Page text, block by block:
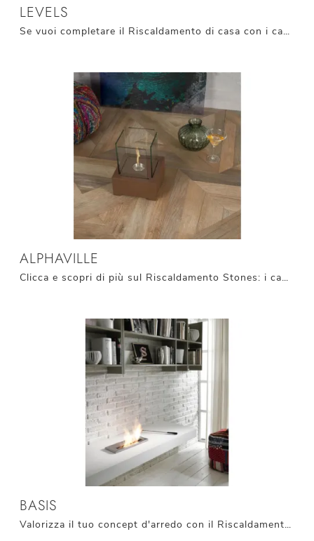
LEVELS
Se vuoi completare il Riscaldamento di casa con i camini in stile moderno di Stones, il modello Levels fa per te!
ALPHAVILLE
Clicca e scopri di più sul Riscaldamento Stones: i camini a bioetanolo come il modello Alphaville ti attendono!
BASIS
Valorizza il tuo concept d'arredo con il Riscaldamento moderno Stones! Il modello a bioetanolo Basis ti attende!